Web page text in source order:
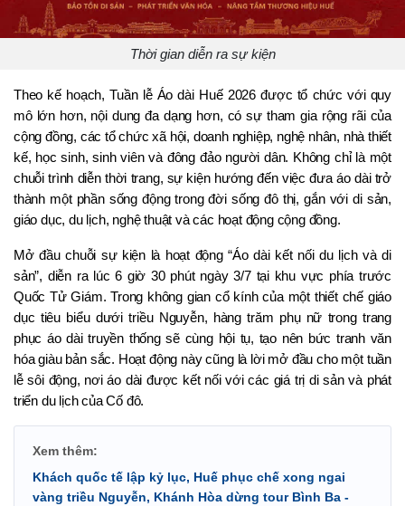
Thời gian diễn ra sự kiện
Theo kế hoạch, Tuần lễ Áo dài Huế 2026 được tổ chức với quy
mô lớn hơn, nội dung đa dạng hơn, có sự tham gia rộng rãi của
cộng đồng, các tổ chức xã hội, doanh nghiệp, nghệ nhân, nhà thiết
kế, học sinh, sinh viên và đông đảo người dân. Không chỉ là một
chuỗi trình diễn thời trang, sự kiện hướng đến việc đưa áo dài trở
thành một phần sống động trong đời sống đô thị, gắn với di sản,
giáo dục, du lịch, nghệ thuật và các hoạt động cộng đồng.
Mở đầu chuỗi sự kiện là hoạt động “Áo dài kết nối du lịch và di
sản”, diễn ra lúc 6 giờ 30 phút ngày 3/7 tại khu vực phía trước
Quốc Tử Giám. Trong không gian cổ kính của một thiết chế giáo
dục tiêu biểu dưới triều Nguyễn, hàng trăm phụ nữ trong trang
phục áo dài truyền thống sẽ cùng hội tụ, tạo nên bức tranh văn
hóa giàu bản sắc. Hoạt động này cũng là lời mở đầu cho một tuần
lễ sôi động, nơi áo dài được kết nối với các giá trị di sản và phát
triển du lịch của Cố đô.
Xem thêm:
Khách quốc tế lập kỷ lục, Huế phục chế xong ngai
vàng triều Nguyễn, Khánh Hòa dừng tour Bình Ba -